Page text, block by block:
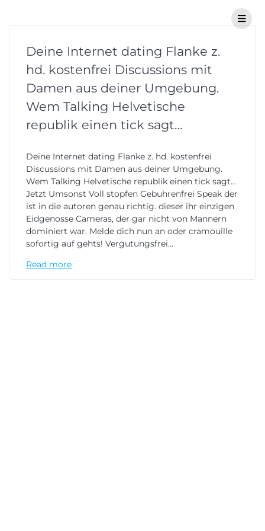
Deine Internet dating Flanke z.
hd. kostenfrei Discussions mit
Damen aus deiner Umgebung.
Wem Talking Helvetische
republik einen tick sagt…
Deine Internet dating Flanke z. hd. kostenfrei
Discussions mit Damen aus deiner Umgebung.
Wem Talking Helvetische republik einen tick sagt…
Jetzt Umsonst Voll stopfen Gebuhrenfrei Speak der
ist in die autoren genau richtig. dieser ihr einzigen
Eidgenosse Cameras, der gar nicht von Mannern
dominiert war. Melde dich nun an oder cramouille
sofortig auf gehts! Vergutungsfrei…
Read more